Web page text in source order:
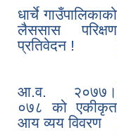
धार्चे गाउँपालिकाको
लैससास परिक्षण
प्रतिवेदन !
आ.व. २०७७।
०७८ को एकीकृत
आय व्यय विवरण